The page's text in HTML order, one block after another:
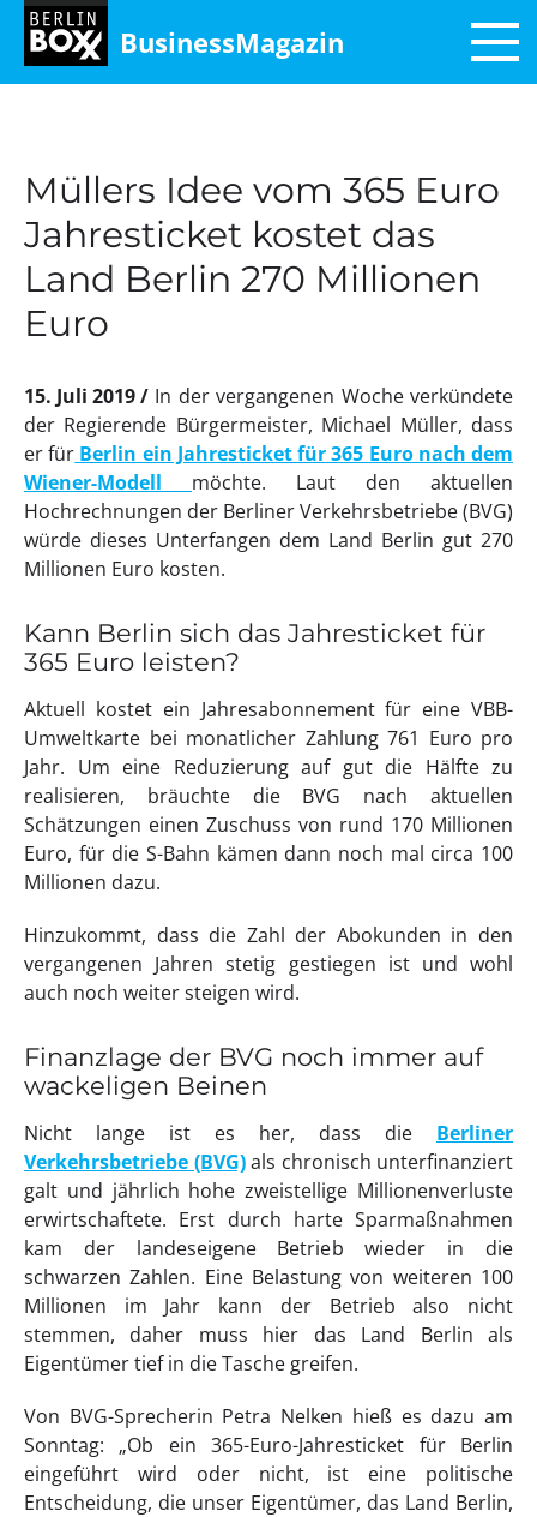
BusinessMagazin
Müllers Idee vom 365 Euro
Jahresticket kostet das
Land Berlin 270 Millionen
Euro
15. Juli 2019
In der vergangenen Woche verkündete
der Regierende Bürgermeister, Michael Müller, dass
er für Berlin ein Jahresticket für 365 Euro nach dem
Wiener-Modell möchte. Laut den aktuellen
Hochrechnungen der Berliner Verkehrsbetriebe (BVG)
würde dieses Unterfangen dem Land Berlin gut 270
Millionen Euro kosten.
Kann Berlin sich das Jahresticket für
365 Euro leisten?
Aktuell kostet ein Jahresabonnement für eine VBB-
Umweltkarte bei monatlicher Zahlung 761 Euro pro
Jahr. Um eine Reduzierung auf gut die Hälfte zu
realisieren, bräuchte die BVG nach aktuellen
Schätzungen einen Zuschuss von rund 170 Millionen
Euro, für die S-Bahn kämen dann noch mal circa 100
Millionen dazu.
Hinzukommt, dass die Zahl der Abokunden in den
vergangenen Jahren stetig gestiegen ist und wohl
auch noch weiter steigen wird.
Finanzlage der BVG noch immer auf
wackeligen Beinen
Nicht lange ist es her, dass die Berliner
Verkehrsbetriebe (BVG)als chronisch unterfinanziert
galt und jährlich hohe zweistellige Millionenverluste
erwirtschaftete. Erst durch harte Sparmaßnahmen
kam der landeseigene Betrieb wieder in die
schwarzen Zahlen. Eine Belastung von weiteren 100
Millionen im Jahr kann der Betrieb also nicht
stemmen, daher muss hier das Land Berlin als
Eigentümer tief in die Tasche greifen.
Von BVG-Sprecherin Petra Nelken hieß es dazu am
Sonntag: „Ob ein 365-Euro-Jahresticket für Berlin
eingeführt wird oder nicht, ist eine politische
Entscheidung, die unser Eigentümer, das Land Berlin,